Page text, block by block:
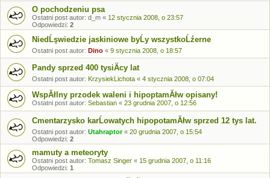
O pochodzeniu psa
Ostatni post autor: d_m « 12 stycznia 2008, o 23:57
Odpowiedzi: 2
NiedĹşwiedzie jaskiniowe byĹy wszystkoĹźerne
Ostatni post autor: Dino « 9 stycznia 2008, o 18:57
Pandy sprzed 400 tysiÄcy lat
Ostatni post autor: KrzysiekLichota « 4 stycznia 2008, o 07:04
WspĂłlny przodek waleni i hipoptamĂłw opisany!
Ostatni post autor: Sebastian « 23 grudnia 2007, o 12:56
Cmentarzysko karĹowatych hipopotamĂłw sprzed 12 tys lat.
Ostatni post autor: Utahraptor« 20 grudnia 2007, o 15:54
Odpowiedzi: 2
mamuty a meteoryty
Ostatni post autor: Tomasz Singer « 15 grudnia 2007, o 11:16
Odpowiedzi: 1